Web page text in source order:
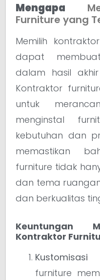
Mengapa
Furniture yang
Memilih
dapat
dalam hasil
Kontraktor
untuk
menginstal
kebutuhan dan
memastikan
furniture tidak
dan tema
dan berkualitas
Keuntungan
Kontraktor
furniture